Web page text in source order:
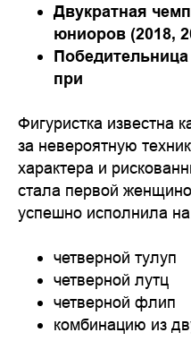
Двукратная
юниоров (2018,
при
Фигуристка известна
за невероятную
характера и
стала первой
успешно исполнила
четверной тулуп
четверной лутц
четверной флип
комбинацию из